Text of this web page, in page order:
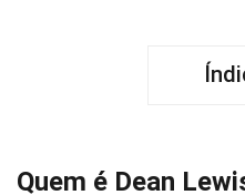
Quem é Dean